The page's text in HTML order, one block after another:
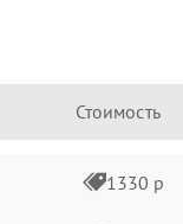
Стоимость
1330 р